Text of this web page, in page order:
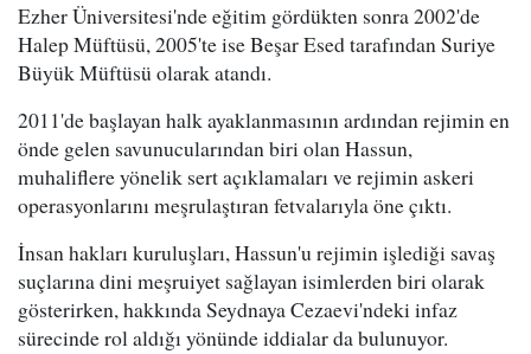
Ezher Üniversitesi'nde eğitim gördükten sonra 2002'de
Halep Müftüsü, 2005'te ise Beşar Esed tarafından Suriye
Büyük Müftüsü olarak atandı.
2011'de başlayan halk ayaklanmasının ardından rejimin en
önde gelen savunucularından biri olan Hassun,
muhaliflere yönelik sert açıklamaları ve rejimin askeri
operasyonlarını meşrulaştıran fetvalarıyla öne çıktı.
İnsan hakları kuruluşları, Hassun'u rejimin işlediği savaş
suçlarına dini meşruiyet sağlayan isimlerden biri olarak
gösterirken, hakkında Seydnaya Cezaevi'ndeki infaz
sürecinde rol aldığı yönünde iddialar da bulunuyor.